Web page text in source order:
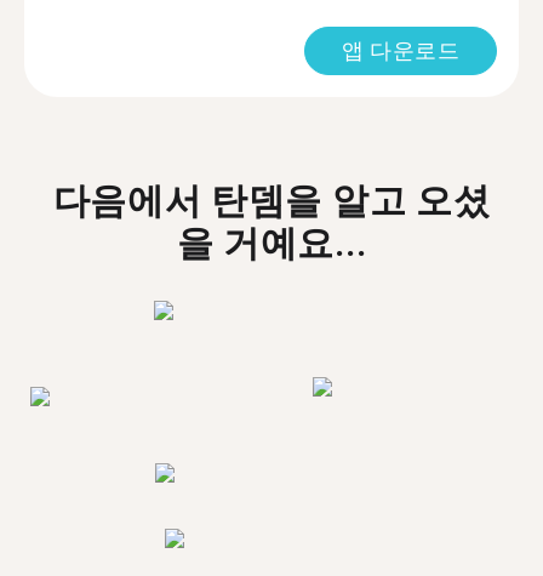
앱 다운로드
다음에서 탄뎀을 알고 오셨
을 거예요...